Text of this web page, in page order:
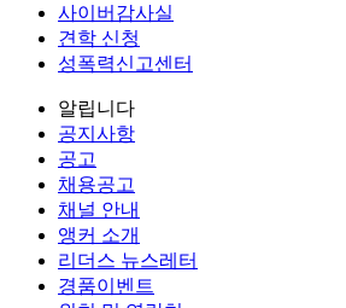
사이버감사실
견학 신청
성폭력신고센터
알립니다
공지사항
공고
채용공고
채널 안내
앵커 소개
리더스 뉴스레터
경품이벤트